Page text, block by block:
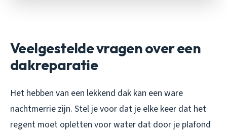
Veelgestelde vragen over een
dakreparatie
Het hebben van een lekkend dak kan een ware
nachtmerrie zijn. Stel je voor dat je elke keer dat het
regent moet opletten voor water dat door je plafond